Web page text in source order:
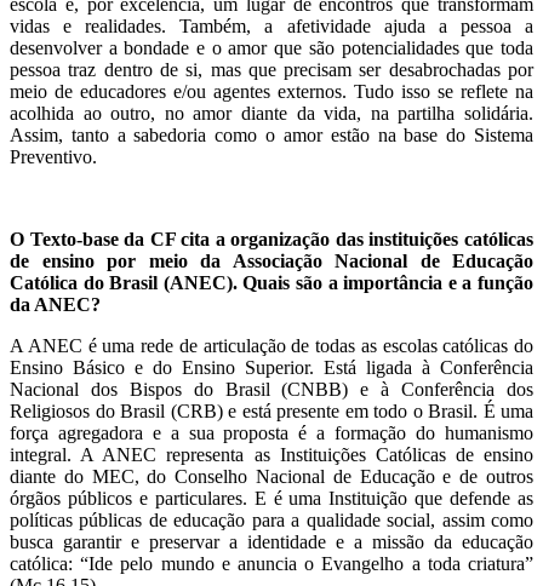
vidas e realidades. Também, a afetividade ajuda a pessoa a
desenvolver a bondade e o amor que são potencialidades que toda
pessoa traz dentro de si, mas que precisam ser desabrochadas por
meio de educadores e/ou agentes externos. Tudo isso se reflete na
acolhida ao outro, no amor diante da vida, na partilha solidária.
Assim, tanto a sabedoria como o amor estão na base do Sistema
Preventivo.
O Texto-base da CF cita a organização das instituições católicas
de ensino por meio da Associação Nacional de Educação
Católica do Brasil (ANEC). Quais são a importância e a função
da ANEC?
A ANEC é uma rede de articulação de todas as escolas católicas do
Ensino Básico e do Ensino Superior. Está ligada à Conferência
Nacional dos Bispos do Brasil (CNBB) e à Conferência dos
Religiosos do Brasil (CRB) e está presente em todo o Brasil. É uma
força agregadora e a sua proposta é a formação do humanismo
integral. A ANEC representa as Instituições Católicas de ensino
diante do MEC, do Conselho Nacional de Educação e de outros
órgãos públicos e particulares. E é uma Instituição que defende as
políticas públicas de educação para a qualidade social, assim como
busca garantir e preservar a identidade e a missão da educação
católica: “Ide pelo mundo e anuncia o Evangelho a toda criatura”